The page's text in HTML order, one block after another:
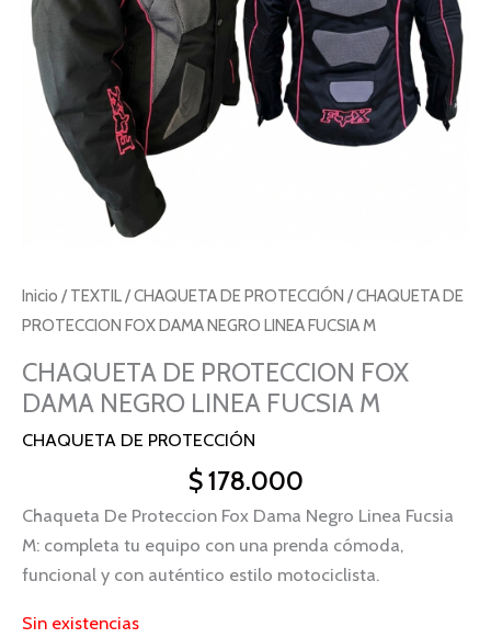
Inicio / TEXTIL/CHAQUETA DE PROTECCIÓN / CHAQUETA DE
PROTECCION FOX DAMA NEGRO LINEA FUCSIA M
CHAQUETA DE PROTECCION FOX
DAMA NEGRO LINEA FUCSIA M
CHAQUETA DE PROTECCIÓN
$178.000
Chaqueta De Proteccion Fox Dama Negro Linea Fucsia
M: completa tu equipo con una prenda cómoda,
funcional y con auténtico estilo motociclista.
Sin existencias